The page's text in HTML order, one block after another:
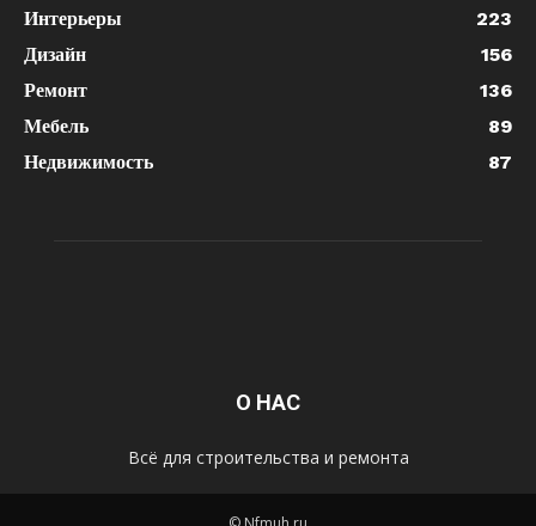
Интерьеры
223
Дизайн
156
Ремонт
136
Мебель
89
Недвижимость
87
О НАС
Всё для строительства и ремонта